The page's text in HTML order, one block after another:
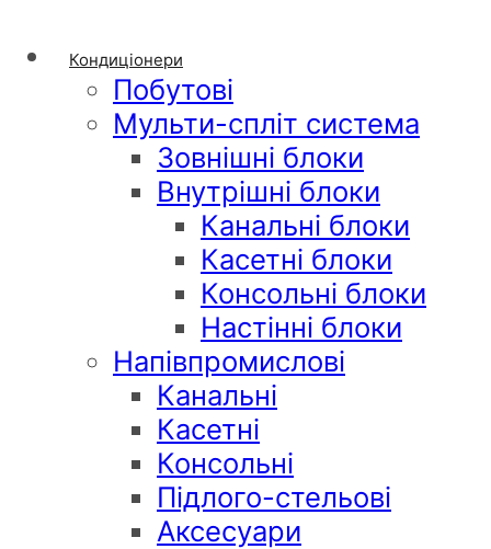
Кондиціонери
Побутові
Мульти-спліт система
Зовнішні блоки
Внутрішні блоки
Канальні блоки
Касетні блоки
Консольні блоки
Настінні блоки
Напівпромислові
Канальні
Касетні
Консольні
Підлого-стельові
Аксесуари